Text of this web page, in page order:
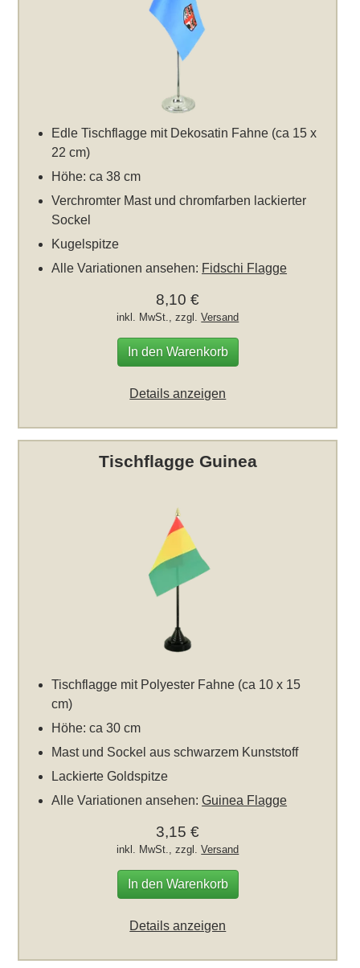
Edle Tischflagge mit Dekosatin Fahne (ca 15 x
22 cm)
Höhe: ca 38 cm
Verchromter Mast und chromfarben lackierter
Sockel
Kugelspitze
Alle Variationen ansehen: Fidschi Flagge
8,10 €
inkl. MwSt., zzgl.Versand
In den Warenkorb
Details anzeigen
Tischflagge Guinea
Tischflagge mit Polyester Fahne (ca 10 x 15
cm)
Höhe: ca 30 cm
Mast und Sockel aus schwarzem Kunststoff
Lackierte Goldspitze
Alle Variationen ansehen:Guinea Flagge
3,15 €
inkl. MwSt., zzgl.Versand
In den Warenkorb
Details anzeigen